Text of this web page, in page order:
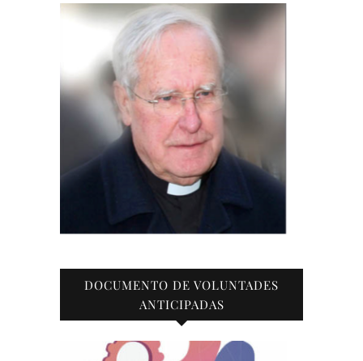
DOCUMENTO DE VOLUNTADES
ANTICIPADAS